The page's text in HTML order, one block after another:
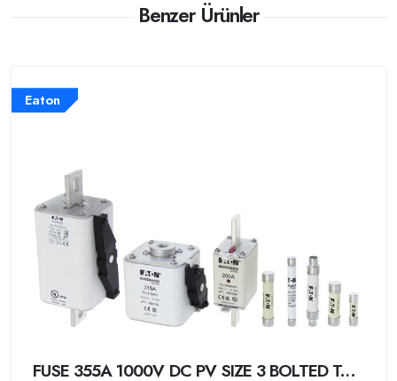
Benzer Ürünler
Eaton
FUSE 355A 1000V DC PV SIZE 3 BOLTED TAG